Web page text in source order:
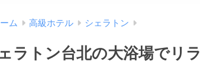
ム 高級ホテル シェラトン
ラトン台北の大浴場でリ